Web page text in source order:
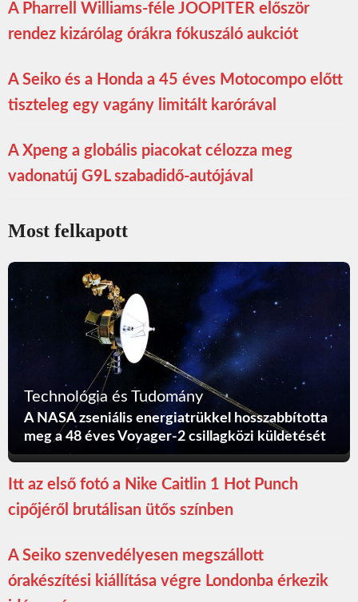
A Pharrell Williams-féle JOOPITER először
rendez kizárólag órákra fókuszáló aukciót
A Seiko és a Honda a 45 éves Motocompo előtt
tiszteleg egy vagány limitált karórával
A Xpeng a globális piacokat célozza meg
vadonatúj G9L szabadidő-autójával
Most felkapott
Technológia és Tudomány
A NASA zseniális energiatrükkel hosszabbította
meg a 48 éves Voyager-2 csillagközi küldetését
Itt az első fotó a Nike Caitlin 1 Hot Punch
cipőjéről brutálisan ütős színben
A Seiko szenvedélyesen megszállott
órakészítési kiállítása végre Londonba érkezik